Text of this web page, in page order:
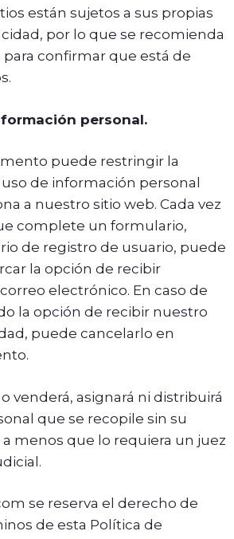
están sujetos a sus propias
por lo que se recomienda
confirmar que está de
personal.
puede restringir la
de información personal
a nuestro sitio web. Cada vez
complete un formulario,
de registro de usuario, puede
la opción de recibir
electrónico. En caso de
la opción de recibir nuestro
puede cancelarlo en
venderá, asignará ni distribuirá
que se recopile sin su
menos que lo requiera un juez
se reserva el derecho de
de esta Política de